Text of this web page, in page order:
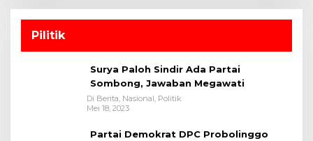
Pilitik
Surya Paloh Sindir Ada Partai
Sombong, Jawaban Megawati
Di Berita, Nasional, Politik
Mei 18, 2023
Partai Demokrat DPC Probolinggo